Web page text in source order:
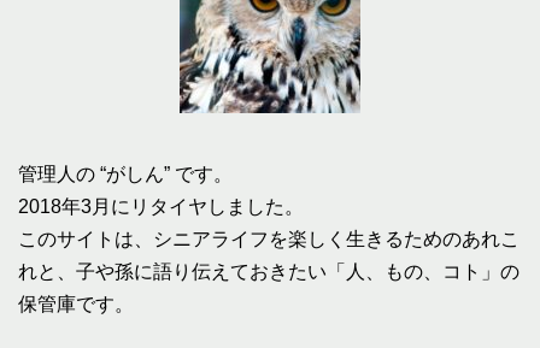
管理人の “がしん” です。
2018年3月にリタイヤしました。
このサイトは、シニアライフを楽しく生きるためのあれこ
れと、子や孫に語り伝えておきたい「人、もの、コト」の
保管庫です。